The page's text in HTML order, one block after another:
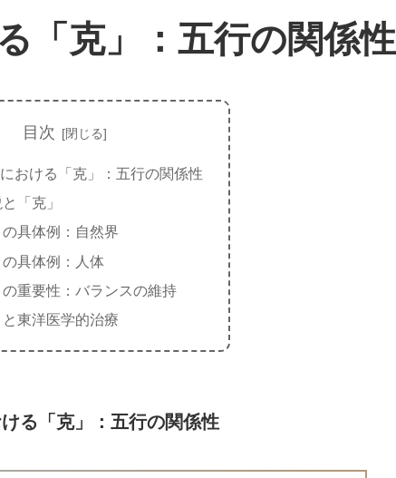
「克」：五行の関係性
目次
おける「克」：五行の関係性
「克」
具体例：自然界
具体例：人体
重要性：バランスの維持
東洋医学的治療
る「克」：五行の関係性